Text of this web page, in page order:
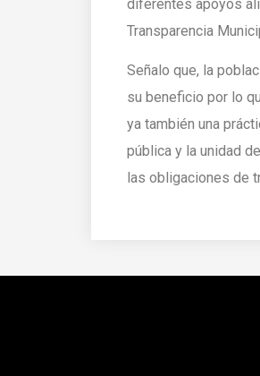
diferentes apoyos
Transparencia
Señalo que, la
su beneficio por lo
ya también una
pública y la unidad
las obligaciones de